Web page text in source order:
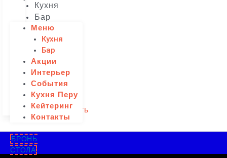
Меню
Кухня
Бар
Акции
Интерьер
События
Кухня Перу
Кейтеринг
Контакты
БРОНЬ
СТОЛА
Кухня
Бар
Акции
Интерьер
События
Кухня
Перу
Кейтеринг
Контакты
Забронировать